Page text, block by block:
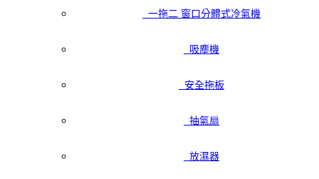
一拖二 窗口分體式冷氣機
吸塵機
安全拖板
抽氣扇
放濕器